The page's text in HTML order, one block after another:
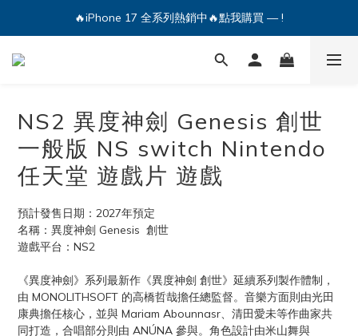
🔥iPhone 17 全系列熱銷中🔥點我購買 — !
🔥iPhone 17 全系列熱銷中🔥點我購買 — !
💕加入Q哥 Line 新好友領優惠券！🎫
NS2 異度神劍 Genesis 創世
一般版 NS switch Nintendo
任天堂 遊戲片 遊戲
預計發售日期：2027年預定
名稱：異度神劍 Genesis  創世
遊戲平台：NS2
《異度神劍》系列最新作《異度神劍 創世》延續系列製作體制，
由 MONOLITHSOFT 的高橋哲哉擔任總監督。音樂方面則由光田
康典擔任核心，並與 Mariam Abounnasr、清田愛未等作曲家共
同打造，合唱部分則由 ANÚNA 參與。角色設計由米山舞與